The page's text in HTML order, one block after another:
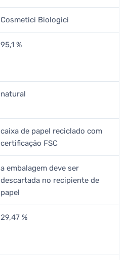
Cosmetici Biologici
95,1 %
natural
caixa de papel reciclado com
certificação FSC
a embalagem deve ser
descartada no recipiente de
papel
29,47 %